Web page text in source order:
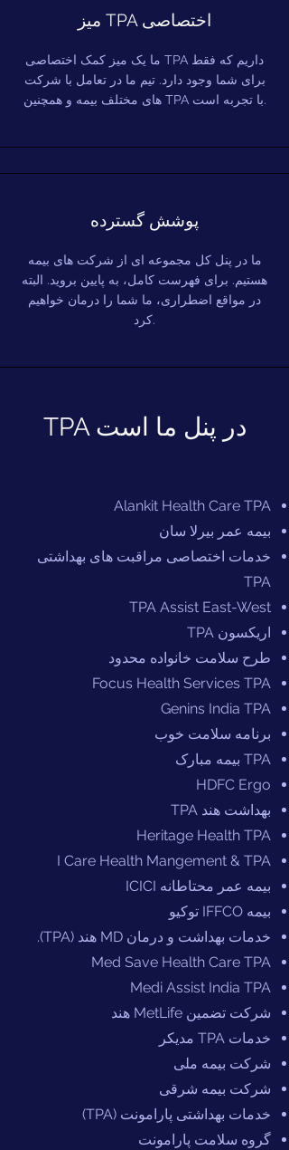
میز TPA اختصاصی
ما یک میز کمک اختصاصی TPA داریم که فقط
برای شما وجود دارد. تیم ما در تعامل با شرکت
های مختلف بیمه و همچنین TPA با تجربه است.
پوشش گسترده
ما در پنل کل مجموعه ای از شرکت های بیمه
هستیم. برای فهرست کامل، به پایین بروید. البته
در مواقع اضطراری، ما شما را درمان خواهیم
کرد.
TPA در پنل ما است
Alankit Health Care TPA
بیمه عمر بیرلا سان
خدمات اختصاصی مراقبت های بهداشتی
TPA
TPA Assist East-West
اریکسون TPA
طرح سلامت خانواده محدود
Focus Health Services TPA
Genins India TPA
برنامه سلامت خوب
TPA بیمه مبارک
HDFC Ergo
بهداشت هند TPA
Heritage Health TPA
I Care Health Mangement & TPA
بیمه عمر محتاطانه ICICI
بیمه IFFCO توکیو
خدمات بهداشت و درمان MD هند (TPA).
Med Save Health Care TPA
Medi Assist India TPA
شرکت تضمین MetLife هند
خدمات TPA مدیکر
شرکت بیمه ملی
شرکت بیمه شرقی
خدمات بهداشتی پارامونت (TPA)
گروه سلامت پارامونت